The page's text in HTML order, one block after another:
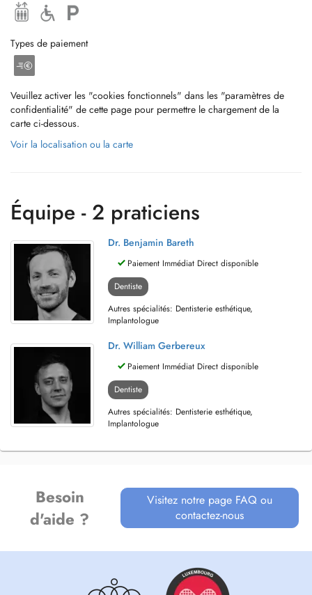
Types de paiement
Veuillez activer les "cookies fonctionnels" dans les "paramètres de
confidentialité" de cette page pour permettre le chargement de la
carte ci-dessous.
Voir la localisation ou la carte
Équipe - 2 praticiens
Dr. Benjamin Bareth
Paiement Immédiat Direct disponible
Dentiste
Autres spécialités: Dentisterie esthétique,
Implantologue
Dr. William Gerbereux
Paiement Immédiat Direct disponible
Dentiste
Autres spécialités: Dentisterie esthétique,
Implantologue
Besoin
d'aide ?
Visitez notre page FAQ ou
contactez-nous